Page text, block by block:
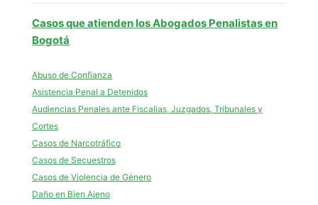
Casos que atienden los Abogados Penalistas en
Bogotá
Abuso de Confianza
Asistencia Penal a Detenidos
Audiencias Penales ante Fiscalias, Juzgados, Tribunales y
Cortes
Casos de Narcotráfico
Casos de Secuestros
Casos de Violencia de Género
Daño en Bien Ajeno